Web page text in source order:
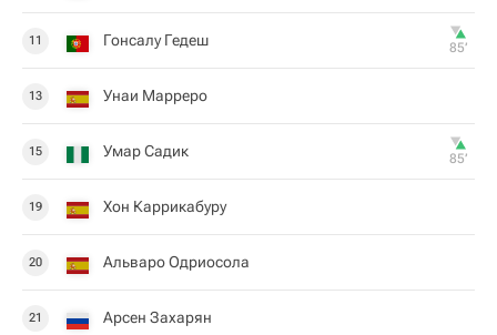
11 Гонсалу Гедеш 85‎’‎
13 Унаи Марреро
15 Умар Садик 85‎’‎
19 Хон Каррикабуру
20 Альваро Одриосола
21 Арсен Захарян